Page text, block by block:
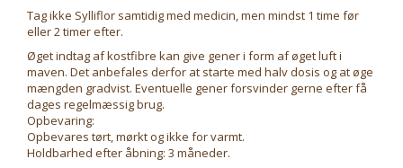
Tag ikke Sylliflor samtidig med medicin, men mindst 1 time før
eller 2 timer efter.
Øget indtag af kostfibre kan give gener i form af øget luft i
maven. Det anbefales derfor at starte med halv dosis og at øge
mængden gradvist. Eventuelle gener forsvinder gerne efter få
dages regelmæssig brug.
Opbevaring:
Opbevares tørt, mørkt og ikke for varmt.
Holdbarhed efter åbning: 3 måneder.